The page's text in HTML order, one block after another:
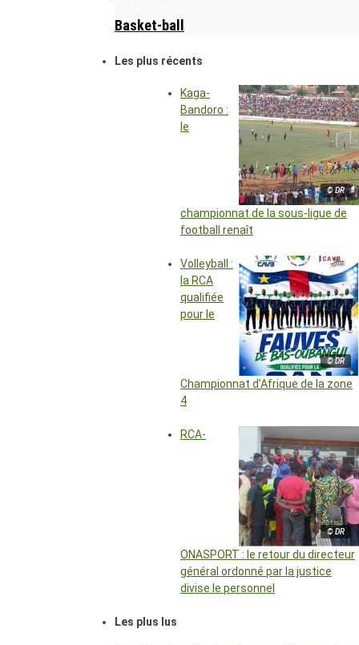
Basket-ball
Les plus récents
© DR
Kaga-
Bandoro :
le
championnat de la sous-ligue de
football renaît
© DR
Volleyball :
la RCA
qualifiée
pour le
Championnat d’Afrique de la zone
4
© DR
RCA-
ONASPORT : le retour du directeur
général ordonné par la justice
divise le personnel
Les plus lus